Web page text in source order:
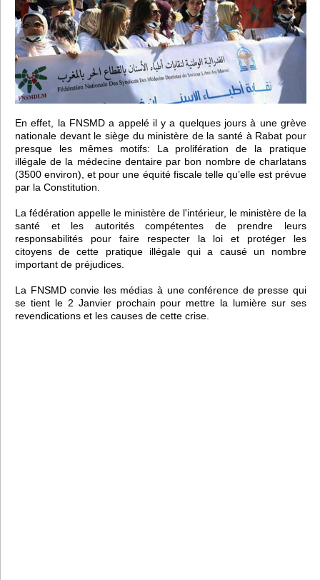
En effet, la FNSMD a appelé il y a quelques jours à une grève
nationale devant le siège du ministère de la santé à Rabat pour
presque les mêmes motifs: La prolifération de la pratique
illégale de la médecine dentaire par bon nombre de charlatans
(3500 environ), et pour une équité fiscale telle qu’elle est prévue
par la Constitution.
La fédération appelle le ministère de l'intérieur, le ministère de la
santé et les autorités compétentes de prendre leurs
responsabilités pour faire respecter la loi et protéger les
citoyens de cette pratique illégale qui a causé un nombre
important de préjudices.
La FNSMD convie les médias à une conférence de presse qui
se tient le 2 Janvier prochain pour mettre la lumière sur ses
revendications et les causes de cette crise.